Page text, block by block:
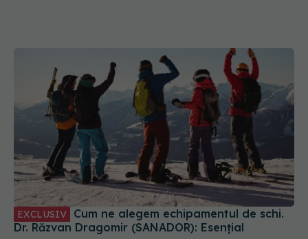
EXCLUSIV Cum ne alegem echipamentul de schi.
Dr. Răzvan Dragomir (SANADOR): Esențial
02 feb 2026, 20:02